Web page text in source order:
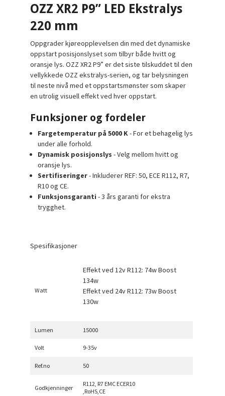
OZZ XR2 P9” LED Ekstralys
220 mm
Oppgrader kjøreopplevelsen din med det dynamiske
oppstart posisjonslyset som tilbyr både hvitt og
oransje lys. OZZ XR2 P9” er det siste tilskuddet til den
vellykkede OZZ ekstralys-serien, og tar belysningen
til neste nivå med et oppstartsmønster som skaper
en utrolig visuell effekt ved hver oppstart.
Funksjoner og fordeler
Fargetemperatur på 5000 K- For et behagelig lys
under alle forhold.
Dynamisk posisjonslys - Velg mellom hvitt og
oransje lys.
Sertifiseringer- Inkluderer REF: 50, ECE R112, R7,
R10 og CE.
Funksjonsgaranti - 3 års garanti for ekstra
trygghet.
Spesifikasjoner
Watt
Effekt ved 12v R112: 74w Boost
134w
Effekt ved 24v R112: 73w Boost
130w
Lumen 15000
Volt 9-35v
Ref.no 50
Godkjenninger
R112, R7 EMC ECER10
,RoHS,CE